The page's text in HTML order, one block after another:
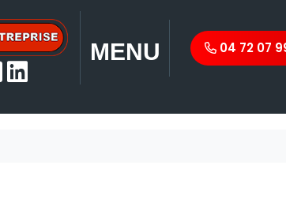
MENU 04 72 07